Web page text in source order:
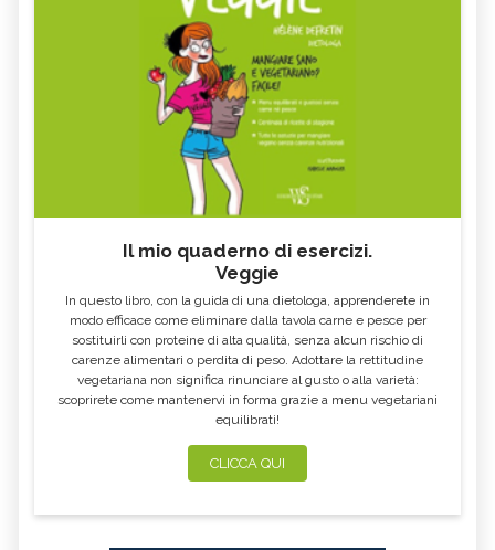
Il mio quaderno di esercizi.
Veggie
In questo libro, con la guida di una dietologa, apprenderete in
modo efficace come eliminare dalla tavola carne e pesce per
sostituirli con proteine di alta qualità, senza alcun rischio di
carenze alimentari o perdita di peso. Adottare la rettitudine
vegetariana non significa rinunciare al gusto o alla varietà:
scoprirete come mantenervi in forma grazie a menu vegetariani
equilibrati!
CLICCA QUI